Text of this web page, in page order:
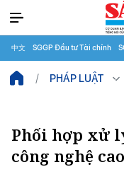
中文 SGGP Đầu tư Tài chính
PHÁP LUẬT
Phối hợp xử
công nghệ cao